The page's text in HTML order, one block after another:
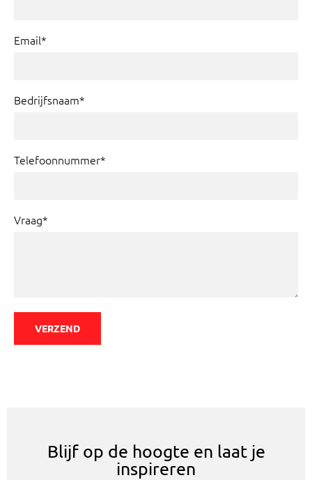
Email*
Bedrijfsnaam*
Telefoonnummer*
Vraag*
VERZEND
Blijf op de hoogte en laat je
inspireren